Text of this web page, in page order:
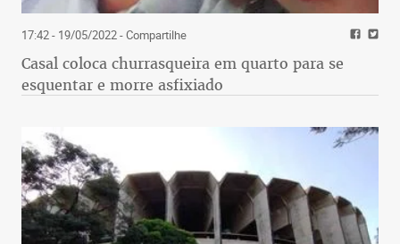
17:42 - 19/05/2022- Compartilhe
Casal coloca churrasqueira em quarto para se
esquentar e morre asfixiado